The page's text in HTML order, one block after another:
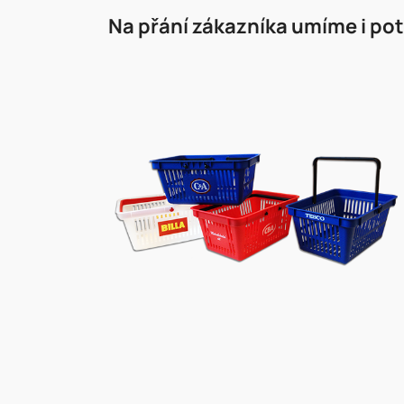
Na přání zákazníka umíme i